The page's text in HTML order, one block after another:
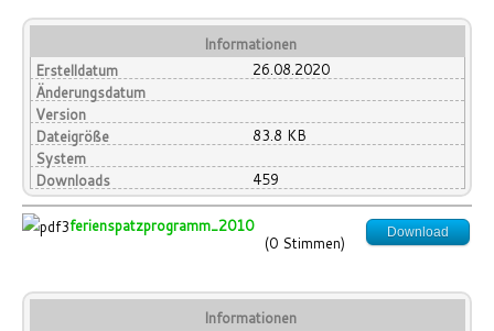
Informationen
Erstelldatum
26.08.2020
Änderungsdatum
Version
Dateigröße
83.8 KB
System
Downloads
459
ferienspatzprogramm_2010 Download
(0 Stimmen)
Informationen